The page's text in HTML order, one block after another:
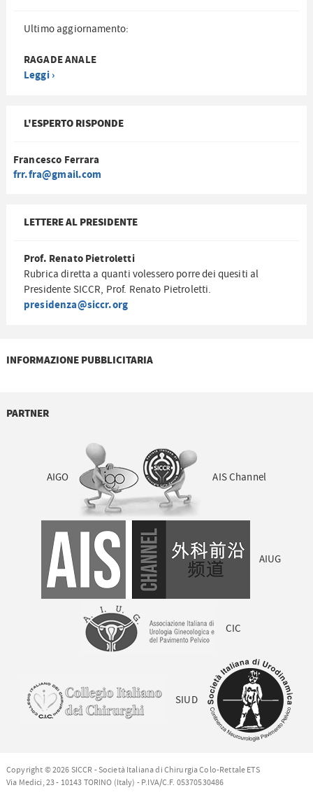
Ultimo aggiornamento:
RAGADE ANALE
Leggi ›
L'ESPERTO RISPONDE
Francesco Ferrara
frr.fra@gmail.com
LETTERE AL PRESIDENTE
Prof. Renato Pietroletti
Rubrica diretta a quanti volessero porre dei quesiti al
Presidente SICCR, Prof. Renato Pietroletti.
presidenza@siccr.org
INFORMAZIONE PUBBLICITARIA
PARTNER
AIGO AIS Channel
AIUG
CIC
SIUD
Copyright © 2026 SICCR - Società Italiana di Chirurgia Colo-Rettale ETS
Via Medici, 23 - 10143 TORINO (Italy) - P.IVA/C.F. 05370530486